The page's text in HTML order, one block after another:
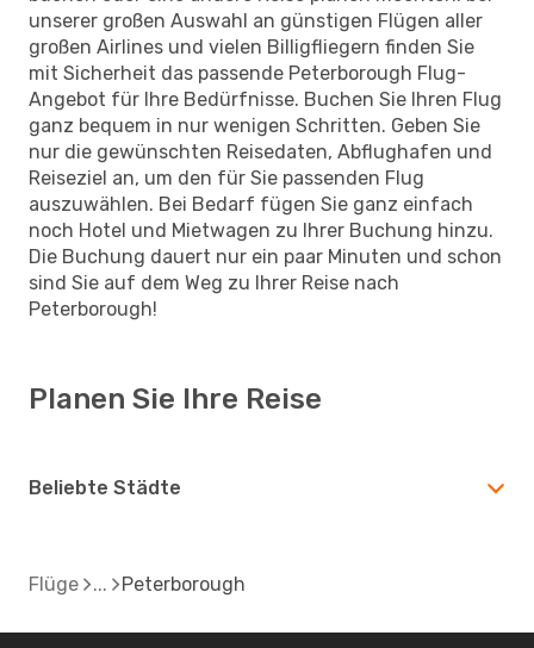
unserer großen Auswahl an günstigen Flügen aller
großen Airlines und vielen Billigfliegern finden Sie
mit Sicherheit das passende Peterborough Flug-
Angebot für Ihre Bedürfnisse. Buchen Sie Ihren Flug
ganz bequem in nur wenigen Schritten. Geben Sie
nur die gewünschten Reisedaten, Abflughafen und
Reiseziel an, um den für Sie passenden Flug
auszuwählen. Bei Bedarf fügen Sie ganz einfach
noch Hotel und Mietwagen zu Ihrer Buchung hinzu.
Die Buchung dauert nur ein paar Minuten und schon
sind Sie auf dem Weg zu Ihrer Reise nach
Peterborough!
Planen Sie Ihre Reise
Beliebte Städte
Flüge Peterborough